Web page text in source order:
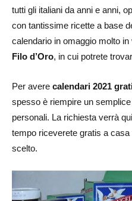
tutti gli italiani da anni e anni,
con tantissime ricette a base
calendario in omaggio molto in
Filo d’Oro, in cui potrete
Per avere calendari 2021
spesso è riempire un
personali. La richiesta verrà
tempo riceverete gratis a
scelto.